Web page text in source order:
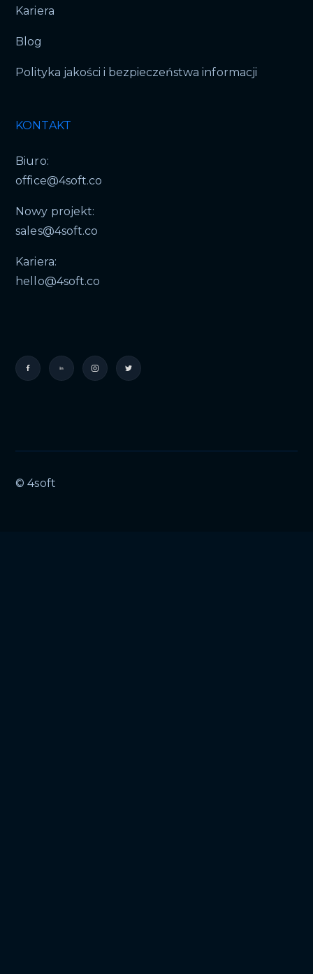
Kariera
Blog
Polityka jakości i bezpieczeństwa informacji
KONTAKT
Biuro:
office@4soft.co
Nowy projekt:
sales@4soft.co
Kariera:
hello@4soft.co
© 4soft